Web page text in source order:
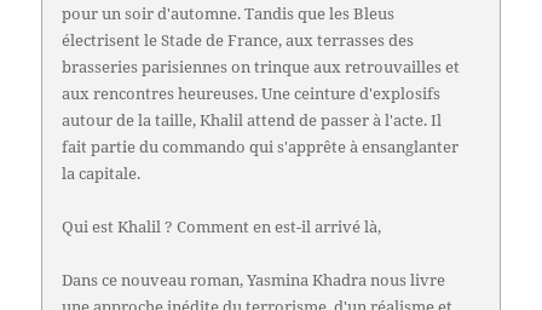
pour un soir d'automne. Tandis que les Bleus
électrisent le Stade de France, aux terrasses des
brasseries parisiennes on trinque aux retrouvailles et
aux rencontres heureuses. Une ceinture d'explosifs
autour de la taille, Khalil attend de passer à l'acte. Il
fait partie du commando qui s'apprête à ensanglanter
la capitale.
Qui est Khalil ? Comment en est-il arrivé là,
Dans ce nouveau roman, Yasmina Khadra nous livre